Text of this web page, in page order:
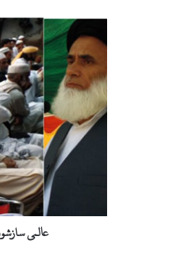
ع
ا
م
ی
س
ا
ک
عالمی